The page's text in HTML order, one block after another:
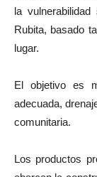
la
Rubita, basado
lugar.
El objetivo es
adecuada,
comunitaria.
Los productos